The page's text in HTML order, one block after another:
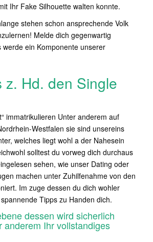
Ihr Fake Silhouette walten konnte.
stehen schon ansprechende Volk
Melde dich gegenwartig
werde ein Komponente unserer
z. Hd. den Single
immatrikulieren Unter anderem auf
Westfalen sie sind unsereins
welches liegt wohl a der Nahesein
solltest du vorweg dich durchaus
sehen, wie unser Dating oder
machen unter Zuhilfenahme von den
Im zuge dessen du dich wohler
Tipps zu Handen dich.
dessen wird sicherlich
anderem Ihr vollstandiges